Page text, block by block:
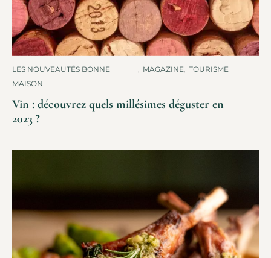
LES NOUVEAUTÉS BONNE
MAISON
MAGAZINE TOURISME
Vin : découvrez quels millésimes déguster en
2023 ?